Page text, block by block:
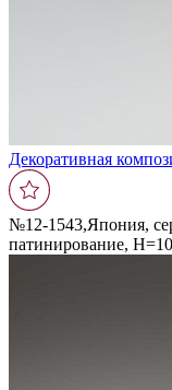
Декоративная
№12-1543,Япония,
патинирование,